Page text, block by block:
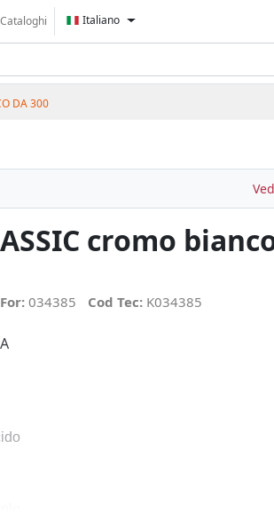
Cataloghi Italiano
DA 300
cromo
034385 Cod Tec: K034385